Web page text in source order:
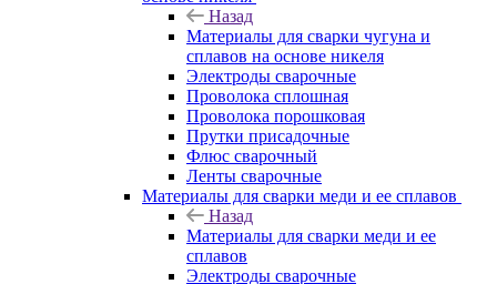
Назад
Материалы для сварки чугуна и
сплавов на основе никеля
Электроды сварочные
Проволока сплошная
Проволока порошковая
Прутки присадочные
Флюс сварочный
Ленты сварочные
Материалы для сварки меди и ее сплавов
Назад
Материалы для сварки меди и ее
сплавов
Электроды сварочные